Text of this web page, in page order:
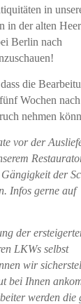
in
in der alten
Berlin nach
die
Wochen nach
nehmen
vor der
der
Infos gerne auf
der
LKWs selbst
wir
bei Ihnen
werden die